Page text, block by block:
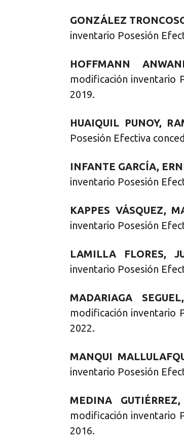
GONZÁLEZ
inventario Posesión
HOFFMANN
modificación inventario
2019.
HUAIQUIL PUNOY,
Posesión Efectiva
INFANTE GARCÍA,
inventario Posesión
KAPPES VÁSQUEZ,
inventario Posesión
LAMILLA FLORES,
inventario Posesión
MADARIAGA
modificación inventario
2022.
MANQUI
inventario Posesión
MEDINA
modificación inventario
2016.